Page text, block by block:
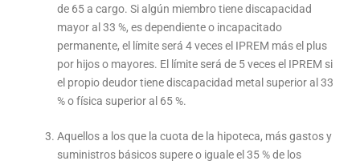
de 65 a cargo. Si algún miembro tiene discapacidad
mayor al 33 %, es dependiente o incapacitado
permanente, el límite será 4 veces el IPREM más el plus
por hijos o mayores. El límite será de 5 veces el IPREM si
el propio deudor tiene discapacidad metal superior al 33
% o física superior al 65 %.
Aquellos a los que la cuota de la hipoteca, más gastos y
suministros básicos supere o iguale el 35 % de los